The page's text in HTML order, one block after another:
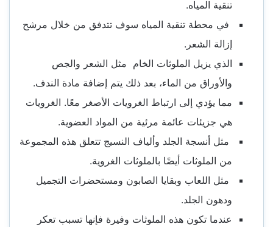
تنقية المياه.
في محطة تنقية المياه سوف تتدفق من خلال مرشح
إزالة الشعر.
الذي يزيل الملوثات الخام مثل الشعر والجص
والأوراق من الماء، بعد ذلك يتم إضافة مادة الندف.
مما يؤدي إلى ارتباط الغرويات الأصغر معًا. الغرويات
هي جزيئات عائمة مرئية من المواد العضوية.
مثل أنسجة الجلد وألياف النسيج تتعلق هذه المجموعة
من الملوثات أيضًا بالملوثات الغروية.
مثل اللعاب وبقايا الصابون ومستحضرات التجميل
ودهون الجلد.
عندما تكون هذه الملوثات وفيرة فإنها تسبب تعكر